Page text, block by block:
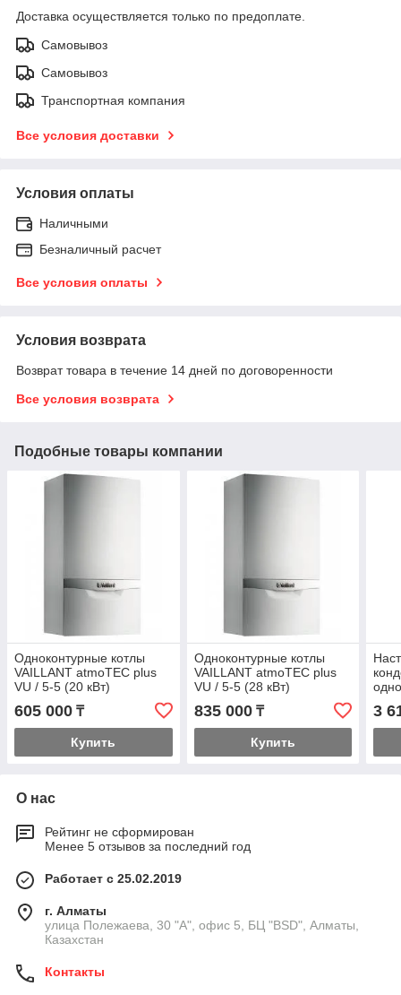
Доставка осуществляется только по предоплате.
Самовывоз
Самовывоз
Транспортная компания
Все условия доставки
Условия оплаты
Наличными
Безналичный расчет
Все условия оплаты
Условия возврата
Возврат товара в течение 14 дней по договоренности
Все условия возврата
Подобные товары компании
Одноконтурные котлы
VAILLANT atmoTEC plus
VU / 5-5 (20 кВт)
605 000 ₸
Купить
Одноконтурные котлы
VAILLANT atmoTEC plus
VU / 5-5 (28 кВт)
835 000₸
Купить
3
О нас
Рейтинг не сформирован
Менее 5 отзывов за последний год
Работает с 25.02.2019
г. Алматы
улица Полежаева, 30 "А", офис 5, БЦ "BSD", Алматы,
Казахстан
Контакты